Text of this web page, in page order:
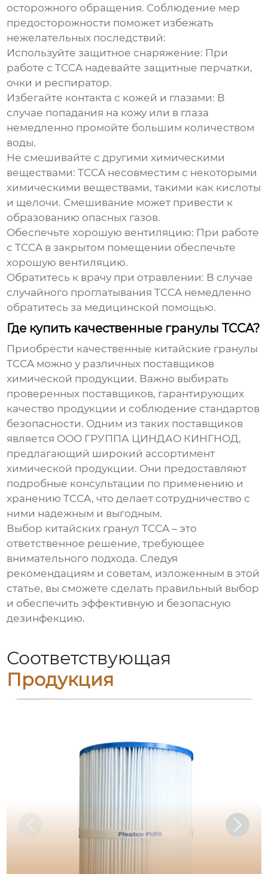
осторожного обращения. Соблюдение мер
предосторожности поможет избежать
нежелательных последствий:
Используйте защитное снаряжение: При
работе с TCCA надевайте защитные перчатки,
очки и респиратор.
Избегайте контакта с кожей и глазами: В
случае попадания на кожу или в глаза
немедленно промойте большим количеством
воды.
Не смешивайте с другими химическими
веществами: TCCA несовместим с некоторыми
химическими веществами, такими как кислоты
и щелочи. Смешивание может привести к
образованию опасных газов.
Обеспечьте хорошую вентиляцию: При работе
с TCCA в закрытом помещении обеспечьте
хорошую вентиляцию.
Обратитесь к врачу при отравлении: В случае
случайного проглатывания TCCA немедленно
обратитесь за медицинской помощью.
Где купить качественные гранулы TCCA?
Приобрести качественные китайские гранулы
TCCA можно у различных поставщиков
химической продукции. Важно выбирать
проверенных поставщиков, гарантирующих
качество продукции и соблюдение стандартов
безопасности. Одним из таких поставщиков
является ООО ГРУППА ЦИНДАО КИНГНОД,
предлагающий широкий ассортимент
химической продукции. Они предоставляют
подробные консультации по применению и
хранению TCCA, что делает сотрудничество с
ними надежным и выгодным.
Выбор китайских гранул TCCA – это
ответственное решение, требующее
внимательного подхода. Следуя
рекомендациям и советам, изложенным в этой
статье, вы сможете сделать правильный выбор
и обеспечить эффективную и безопасную
дезинфекцию.
Соответствующая
Продукция